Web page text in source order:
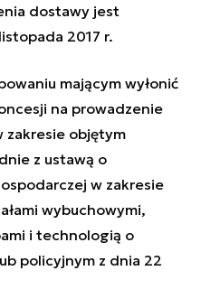
dostawy jest
2017 r.
mającym wyłonić
na prowadzenie
zakresie objętym
z ustawą o
w zakresie
wybuchowymi,
i technologią o
policyjnym z dnia 22